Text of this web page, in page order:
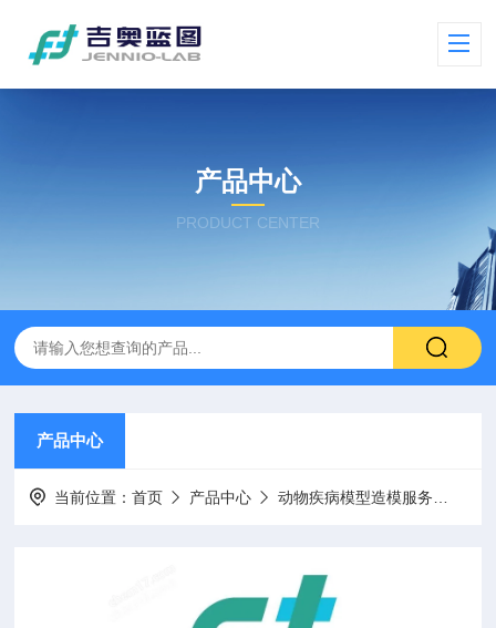
产品中心
PRODUCT CENTER
产品中心
当前位置：首页 产品中心 动物疾病模型造模服务